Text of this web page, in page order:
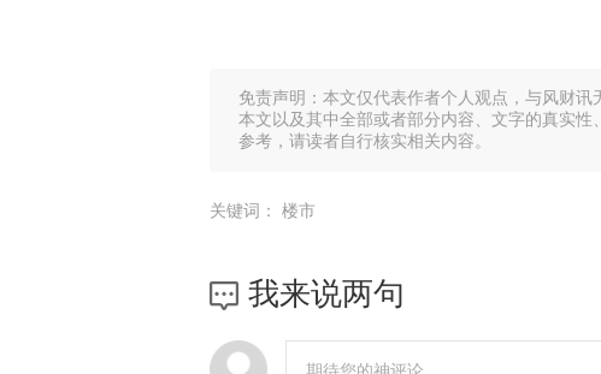
免责声明：本文仅代表作者个人观点，与风财
本文以及其中全部或者部分内容、文字的真实
参考，请读者自行核实相关内容。
关键词： 楼市
我来说两句